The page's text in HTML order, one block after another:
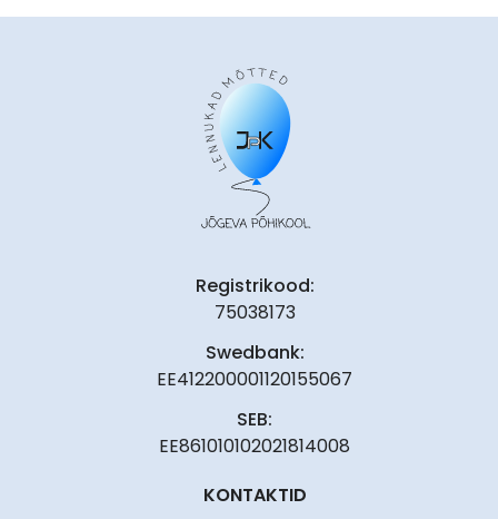
Registrikood:
75038173
Swedbank:
EE412200001120155067
SEB:
EE861010102021814008
KONTAKTID